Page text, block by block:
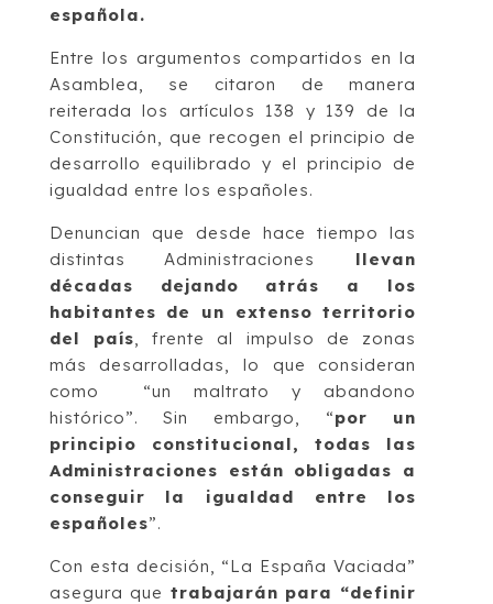
española.
Entre los argumentos compartidos en la
Asamblea, se citaron de manera
reiterada los artículos 138 y 139 de la
Constitución, que recogen el principio de
desarrollo equilibrado y el principio de
igualdad entre los españoles.
Denuncian que desde hace tiempo las
distintas Administraciones
llevan
décadas dejando atrás a los
habitantes de un extenso territorio
del país , frente al impulso de zonas
más desarrolladas, lo que consideran
como “un maltrato y abandono
histórico”. Sin embargo, “por un
principio constitucional, todas las
Administraciones están obligadas a
conseguir la igualdad entre los
españoles”.
Con esta decisión, “La España Vaciada”
asegura que trabajarán para “definir